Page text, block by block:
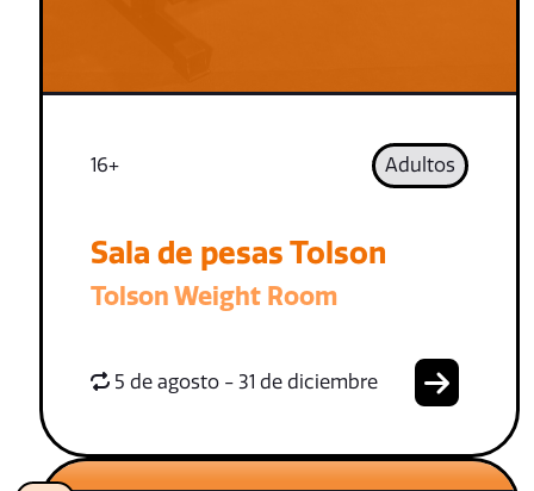
16+ Adultos
Sala de pesas Tolson
Tolson Weight Room
5 de agosto - 31 de diciembre